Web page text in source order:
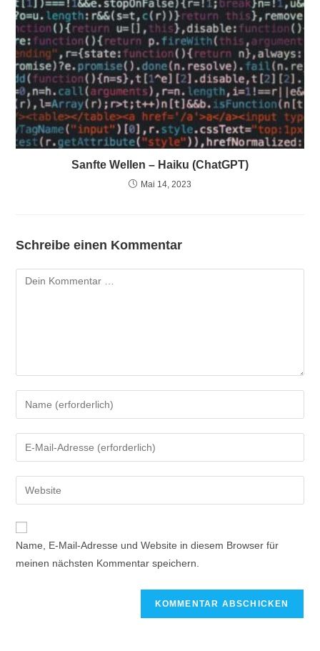
Sanfte Wellen – Haiku (ChatGPT)
Mai 14, 2023
Schreibe einen Kommentar
Name, E-Mail-Adresse und Website in diesem Browser für
meinen nächsten Kommentar speichern.